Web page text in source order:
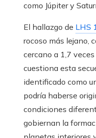
como Júpiter y
El hallazgo de LHS
rocoso más lejano,
cercano a 1,7
cuestiona esta
identificado como
podría haberse
condiciones
gobiernan la